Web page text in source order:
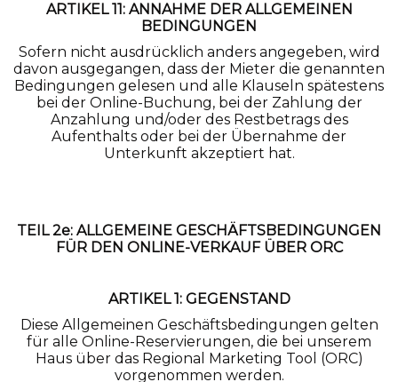
ARTIKEL 11: ANNAHME DER ALLGEMEINEN
BEDINGUNGEN
Sofern nicht ausdrücklich anders angegeben, wird
davon ausgegangen, dass der Mieter die genannten
Bedingungen gelesen und alle Klauseln spätestens
bei der Online-Buchung, bei der Zahlung der
Anzahlung und/oder des Restbetrags des
Aufenthalts oder bei der Übernahme der
Unterkunft akzeptiert hat.
TEIL 2e: ALLGEMEINE GESCHÄFTSBEDINGUNGEN
FÜR DEN ONLINE-VERKAUF ÜBER ORC
ARTIKEL 1: GEGENSTAND
Diese Allgemeinen Geschäftsbedingungen gelten
für alle Online-Reservierungen, die bei unserem
Haus über das Regional Marketing Tool (ORC)
vorgenommen werden.